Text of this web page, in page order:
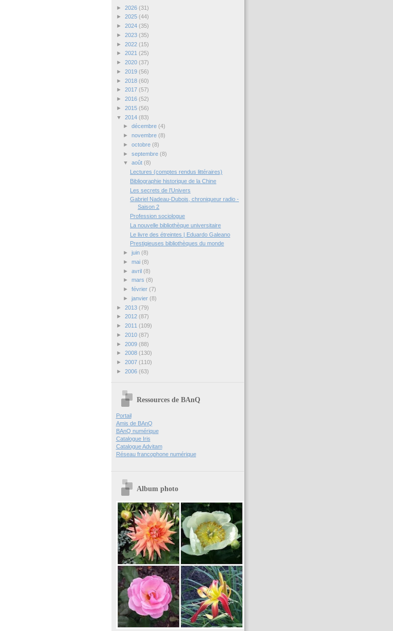
► 2026 (31)
► 2025 (44)
► 2024 (35)
► 2023 (35)
► 2022 (15)
► 2021 (25)
► 2020 (37)
► 2019 (56)
► 2018 (60)
► 2017 (57)
► 2016 (52)
► 2015 (56)
▼ 2014 (83)
► décembre (4)
► novembre (8)
► octobre (8)
► septembre (8)
▼ août (8)
Lectures (comptes rendus littéraires)
Bibliographie historique de la Chine
Les secrets de l’Univers
Gabriel Nadeau-Dubois, chroniqueur radio -
Saison 2
Profession sociologue
La nouvelle bibliothèque universitaire
Le livre des étreintes | Eduardo Galeano
Prestigieuses bibliothèques du monde
► juin (8)
► mai (8)
► avril (8)
► mars (8)
► février (7)
► janvier (8)
► 2013 (79)
► 2012 (87)
► 2011 (109)
► 2010 (87)
► 2009 (88)
► 2008 (130)
► 2007 (110)
► 2006 (63)
Ressources de BAnQ
Portail
Amis de BAnQ
BAnQ numérique
Catalogue Iris
Catalogue Advitam
Réseau francophone numérique
Album photo